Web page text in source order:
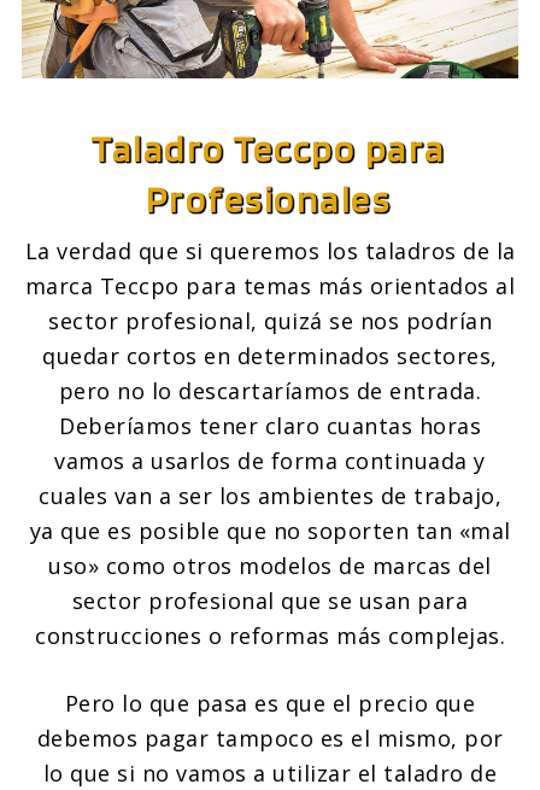
Taladro Teccpo para
Profesionales
La verdad que si queremos los taladros de la
marca Teccpo para temas más orientados al
sector profesional, quizá se nos podrían
quedar cortos en determinados sectores,
pero no lo descartaríamos de entrada.
Deberíamos tener claro cuantas horas
vamos a usarlos de forma continuada y
cuales van a ser los ambientes de trabajo,
ya que es posible que no soporten tan «mal
uso» como otros modelos de marcas del
sector profesional que se usan para
construcciones o reformas más complejas.
Pero lo que pasa es que el precio que
debemos pagar tampoco es el mismo, por
lo que si no vamos a utilizar el taladro de